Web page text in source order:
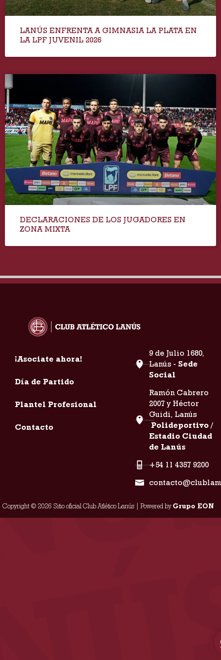
LANÚS ENFRENTA A GIMNASIA LA PLATA EN
LA LPF JUVENIL 2026
DECLARACIONES DE LOS JUGADORES EN
ZONA MIXTA
¡Asociate ahora!
Día de Partido
Plantel Profesional
Contacto
9 de Julio 1680,
Lanús - Sede
Social
Ramón Cabrero
2007 y Héctor
Guidi, Lanús
Polideportivo /
Estadio Ciudad
de Lanús
+54 11 4357 9200
Copyright © 2026 Sitio oficial Club Atlético Lanús | Powered byGrupo EON